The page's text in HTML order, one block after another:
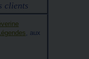
clients
, aux